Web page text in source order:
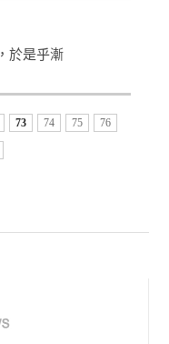
於是乎漸
73 74 75 76